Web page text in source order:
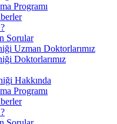
Programı
Sorular
Uzman Doktorlarımız
Doktorlarımız
Hakkında
Programı